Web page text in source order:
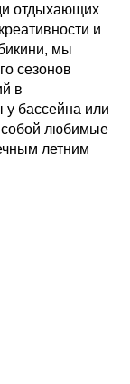
отдыхающих
и
мы
сезонов
в
у бассейна или
собой любимые
летним